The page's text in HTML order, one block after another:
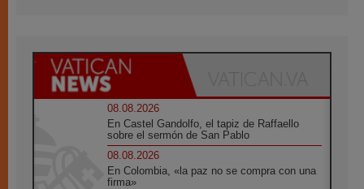
08.08.2026
En Castel Gandolfo, el tapiz de Raffaello
sobre el sermón de San Pablo
08.08.2026
En Colombia, «la paz no se compra con una
firma»